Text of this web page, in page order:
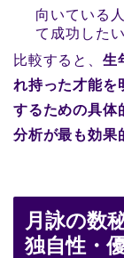
向いている
て成功した
比較すると、 生
れ持った才能を
するための具体
分析が最も効果
月詠の数
独自性・